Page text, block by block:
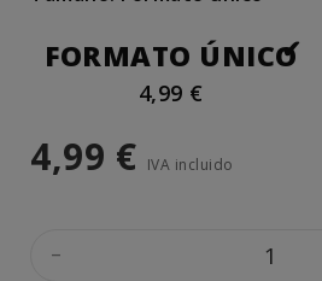
FORMATO ÚNICO
4,99 €
4,99 € IVA incluido
-